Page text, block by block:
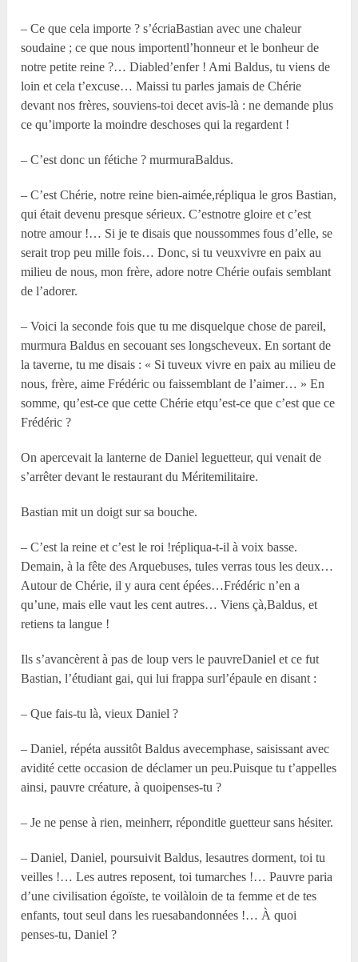
– Ce que cela importe ? s’écriaBastian avec une chaleur
soudaine ; ce que nous importentl’honneur et le bonheur de
notre petite reine ?… Diabled’enfer ! Ami Baldus, tu viens de
loin et cela t’excuse… Maissi tu parles jamais de Chérie
devant nos frères, souviens-toi decet avis-là : ne demande plus
ce qu’importe la moindre deschoses qui la regardent !
– C’est donc un fétiche ? murmuraBaldus.
– C’est Chérie, notre reine bien-aimée,répliqua le gros Bastian,
qui était devenu presque sérieux. C’estnotre gloire et c’est
notre amour !… Si je te disais que noussommes fous d’elle, se
serait trop peu mille fois… Donc, si tu veuxvivre en paix au
milieu de nous, mon frère, adore notre Chérie oufais semblant
de l’adorer.
– Voici la seconde fois que tu me disquelque chose de pareil,
murmura Baldus en secouant ses longscheveux. En sortant de
la taverne, tu me disais : « Si tuveux vivre en paix au milieu de
nous, frère, aime Frédéric ou faissemblant de l’aimer… » En
somme, qu’est-ce que cette Chérie etqu’est-ce que c’est que ce
Frédéric ?
On apercevait la lanterne de Daniel leguetteur, qui venait de
s’arrêter devant le restaurant du Méritemilitaire.
Bastian mit un doigt sur sa bouche.
– C’est la reine et c’est le roi !répliqua-t-il à voix basse.
Demain, à la fête des Arquebuses, tules verras tous les deux…
Autour de Chérie, il y aura cent épées…Frédéric n’en a
qu’une, mais elle vaut les cent autres… Viens çà,Baldus, et
retiens ta langue !
Ils s’avancèrent à pas de loup vers le pauvreDaniel et ce fut
Bastian, l’étudiant gai, qui lui frappa surl’épaule en disant :
– Que fais-tu là, vieux Daniel ?
– Daniel, répéta aussitôt Baldus avecemphase, saisissant avec
avidité cette occasion de déclamer un peu.Puisque tu t’appelles
ainsi, pauvre créature, à quoipenses-tu ?
– Je ne pense à rien, meinherr, réponditle guetteur sans hésiter.
– Daniel, Daniel, poursuivit Baldus, lesautres dorment, toi tu
veilles !… Les autres reposent, toi tumarches !… Pauvre paria
d’une civilisation égoïste, te voilàloin de ta femme et de tes
enfants, tout seul dans les ruesabandonnées !… À quoi
penses-tu, Daniel ?